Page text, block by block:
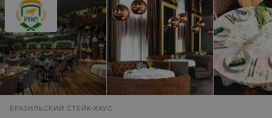
БРАЗИЛЬСКИЙ СТЕЙК-ХАУС